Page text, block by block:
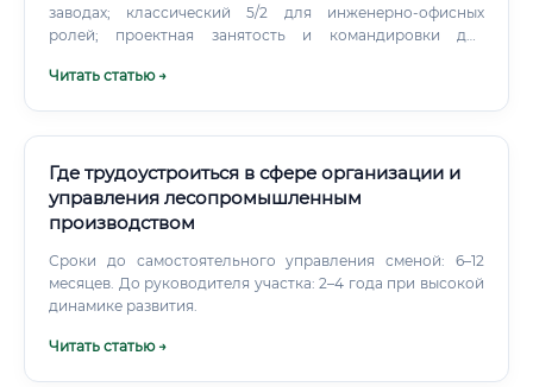
заводах; классический 5/2 для инженерно-офисных
ролей; проектная занятость и командировки для
платы: старт, 3–5 лет, регионы и вершина рынка
качество и безопасность.
Читать статью →
Где трудоустроиться в сфере организации и
управления лесопромышленным
производством
Сроки до самостоятельного управления сменой: 6–12
месяцев. До руководителя участка: 2–4 года при высокой
динамике развития.
Читать статью →